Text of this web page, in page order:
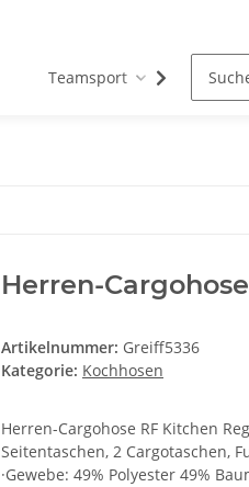
Teamsport
Herren-
Artikelnummer: Greiff5336
Kategorie: Kochhosen
Herren-Cargohose RF Kitchen
Seitentaschen, 2 Cargotaschen,
·Gewebe: 49% Polyester 49%